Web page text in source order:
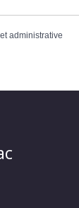
administrative